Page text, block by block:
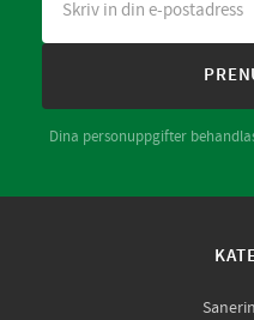
Dina personuppgifter